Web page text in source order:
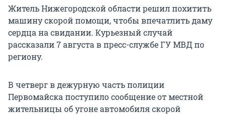
Житель Нижегородской области решил похитить
машину скорой помощи, чтобы впечатлить даму
сердца на свидании. Курьезный случай
рассказали 7 августа в пресс-службе ГУ МВД по
региону.
В четверг в дежурную часть полиции
Первомайска поступило сообщение от местной
жительницы об угоне автомобиля скорой